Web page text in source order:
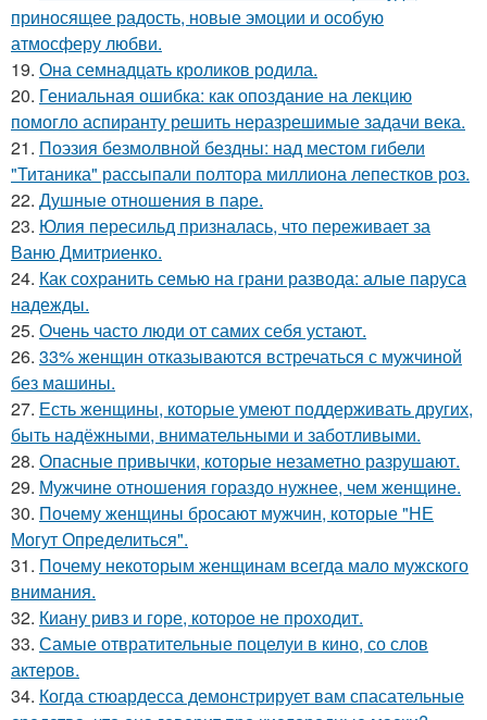
приносящее радость, новые эмоции и особую
атмосферу любви.
19. Она семнадцать кроликов родила.
20. Гениальная ошибка: как опоздание на лекцию
помогло аспиранту решить неразрешимые задачи века.
21. Поэзия безмолвной бездны: над местом гибели
"Титаника" рассыпали полтора миллиона лепестков роз.
22. Душные отношения в паре.
23. Юлия пересильд призналась, что переживает за
Ваню Дмитриенко.
24. Как сохранить семью на грани развода: алые паруса
надежды.
25. Очень часто люди от самих себя устают.
26. 33% женщин отказываются встречаться с мужчиной
без машины.
27. Есть женщины, которые умеют поддерживать других,
быть надёжными, внимательными и заботливыми.
28. Опасные привычки, которые незаметно разрушают.
29. Мужчине отношения гораздо нужнее, чем женщине.
30. Почему женщины бросают мужчин, которые "НЕ
Могут Определиться".
31. Почему некоторым женщинам всегда мало мужского
внимания.
32. Киану ривз и горе, которое не проходит.
33. Самые отвратительные поцелуи в кино, со слов
актеров.
34. Когда стюардесса демонстрирует вам спасательные